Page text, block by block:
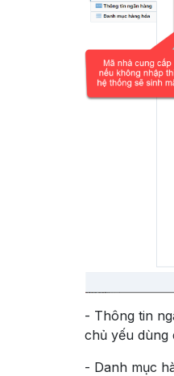
- Thông tin
chủ yếu dùng
- Danh mục